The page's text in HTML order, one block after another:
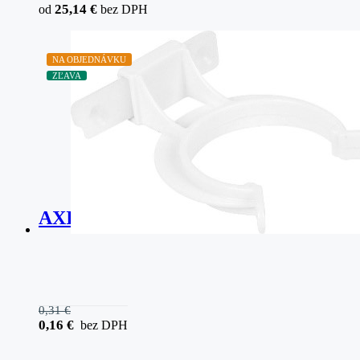
od 25,14 € bez DPH
NA OBJEDNÁVKU
ZĽAVA
AXILO Držiak sokla na nalisovanie
0,31€
0,16 € bez DPH